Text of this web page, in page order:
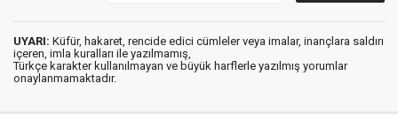
UYARI: Küfür, hakaret, rencide edici cümleler veya imalar, inançlara saldırı
içeren, imla kuralları ile yazılmamış,
Türkçe karakter kullanılmayan ve büyük harflerle yazılmış yorumlar
onaylanmamaktadır.